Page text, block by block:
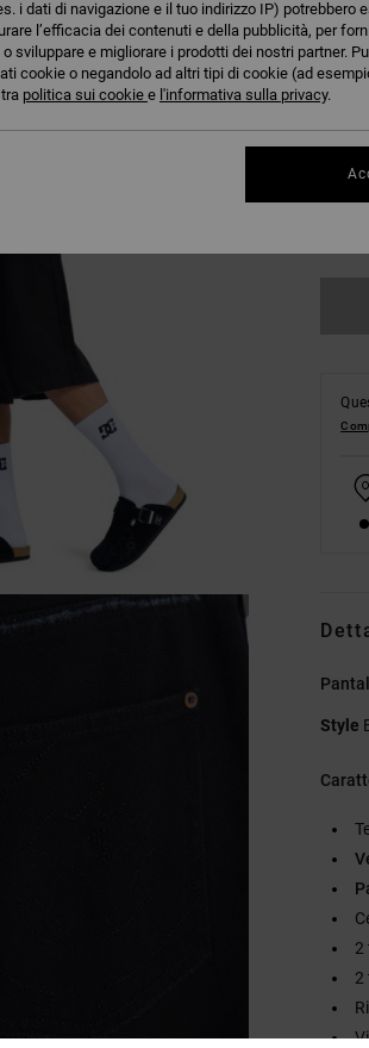
28
34
Style
2
2
i dati di navigazione e il tuo indirizzo IP) potrebbero
l’efficacia dei contenuti e della pubblicità, per
sviluppare e migliorare i prodotti dei nostri partner.
cookie o negandolo ad altri tipi di cookie (ad
politica sui cookie e l'informativa sulla privacy.